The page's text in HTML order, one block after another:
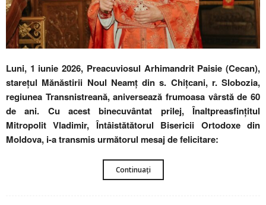
Luni, 1 iunie 2026, Preacuviosul Arhimandrit Paisie (Cecan),
starețul Mănăstirii Noul Neamț din s. Chițcani, r. Slobozia,
regiunea Transnistreană, aniversează frumoasa vârstă de 60
de ani. Cu acest binecuvântat prilej, Înaltpreasfințitul
Mitropolit Vladimir, Întâistătătorul Bisericii Ortodoxe din
Moldova, i-a transmis următorul mesaj de felicitare:
Continuați